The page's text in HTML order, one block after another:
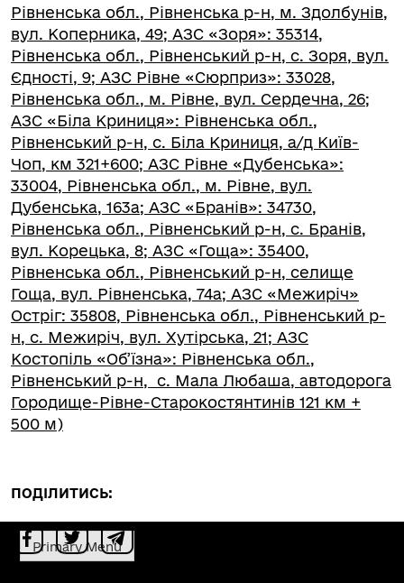
Рівненська обл., Рівненська р-н, м. Здолбунів,
вул. Коперника, 49; АЗС «Зоря»: 35314,
Рівненська обл., Рівненський р-н, с. Зоря, вул.
Єдності, 9; АЗС Рівне «Сюрприз»: 33028,
Рівненська обл., м. Рівне, вул. Сердечна, 26;
АЗC «Біла Криниця»: Рівненська обл.,
Рівненський р-н, с. Біла Криниця, а/д Київ-
Чоп, км 321+600; АЗC Рівне «Дубенська»:
33004, Рівненська обл., м. Рівне, вул.
Дубенська, 163а; АЗС «Бранів»: 34730,
Рівненська обл., Рівненський р-н, с. Бранів,
вул. Корецька, 8; АЗC «Гоща»: 35400,
Рівненська обл., Рівненський р-н, селище
Гоща, вул. Рівненська, 74а; АЗC «Межиріч»
Остріг: 35808, Рівненська обл., Рівненський р-
н, с. Межиріч, вул. Хутірська, 21; АЗС
Костопіль «Об’їзна»: Рівненська обл.,
Рівненський р-н, с. Мала Любаша, автодорога
Городище-Рівне-Старокостянтинів 121 км +
500 м)
ПОДІЛИТИСЬ:
Primary Menu